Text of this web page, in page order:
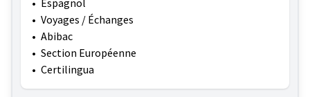
• Espagnol
• Voyages / Échanges
• Abibac
• Section Européenne
• Certilingua